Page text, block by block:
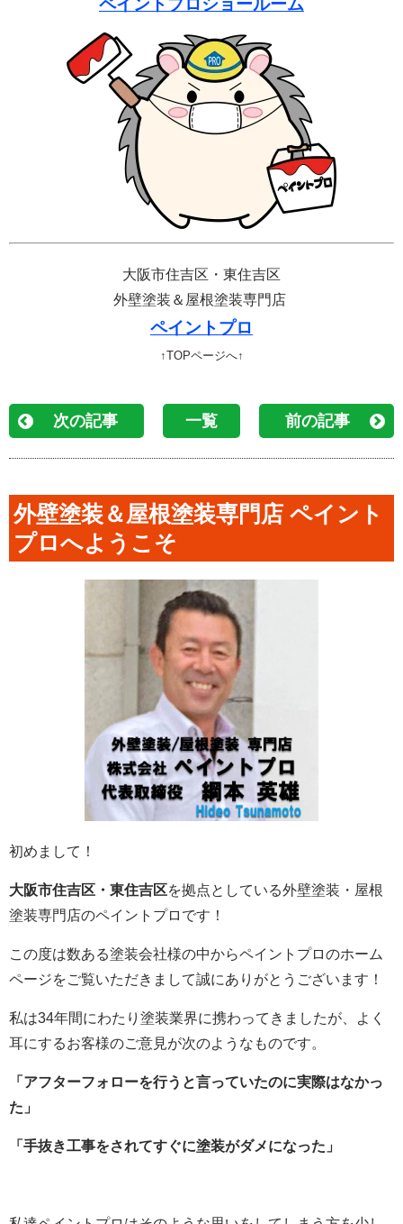
ペイントプロショールーム
大阪市住吉区・東住吉区
外壁塗装＆屋根塗装専門店
ペイントプロ
↑TOPページへ↑
次の記事 一覧 前の記事
外壁塗装＆屋根塗装専門店 ペイント
プロへようこそ
初めまして！
大阪市住吉区・東住吉区を拠点としている外壁塗装・屋根
塗装専門店のペイントプロです！
この度は数ある塗装会社様の中からペイントプロのホーム
ページをご覧いただきまして誠にありがとうございます！
私は34年間にわたり塗装業界に携わってきましたが、よく
耳にするお客様のご意見が次のようなものです。
「アフターフォローを行うと言っていたのに実際はなかっ
た」
「手抜き工事をされてすぐに塗装がダメになった」